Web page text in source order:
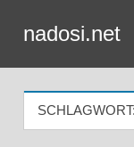
Inhalt
springen
nadosi.net
SCHLAGWORT: